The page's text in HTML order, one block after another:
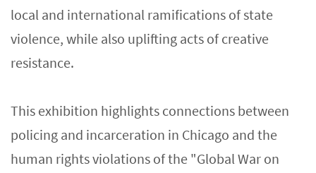
local and international ramifications of state
violence, while also uplifting acts of creative
resistance.
This exhibition highlights connections between
policing and incarceration in Chicago and the
human rights violations of the "Global War on